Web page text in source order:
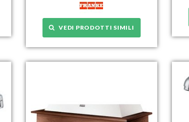
VEDI PRODOTTI SIMILI